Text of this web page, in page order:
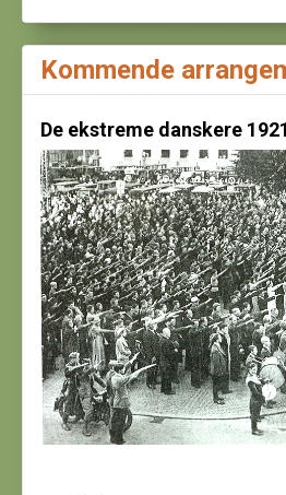
Kommende
De ekstreme danskere